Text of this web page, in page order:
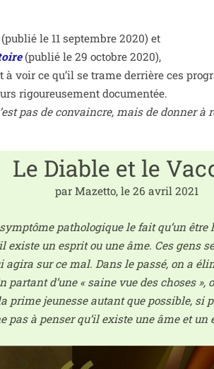
le 11 sep­tembre 2020) et
(publié le 29 octobre 2020),
à voir ce qu’il se trame der­rière ces
rigou­reu­se­ment docu­men­tée.
pas de convaincre, mais de don­ner à
Le Diable et le
par Mazetto, le 26 avril 2021
patho­lo­gique le fait qu’un
existe un esprit ou une âme. Ces gens
agi­ra sur ce mal. Dans le pas­sé, on a
par­tant d’une « saine vue des choses
prime jeu­nesse autant que pos­sible, si
pas à pen­ser qu’il existe une âme et un